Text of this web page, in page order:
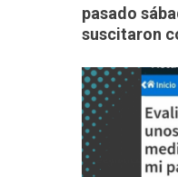
pasado
suscitaron